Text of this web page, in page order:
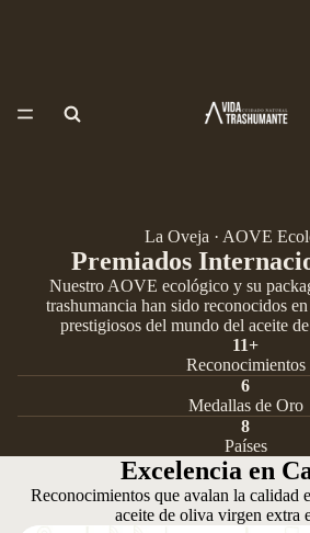
La Oveja · AOVE
Premiados
Nuestro AOVE ecológico y su
trashumancia han sido reconocidos
prestigiosos del mundo del aceite
11+
Reconocimientos
6
Medallas de Oro
8
Países
Excelencia en
Reconocimientos que avalan la calidad
aceite de oliva virgen extra